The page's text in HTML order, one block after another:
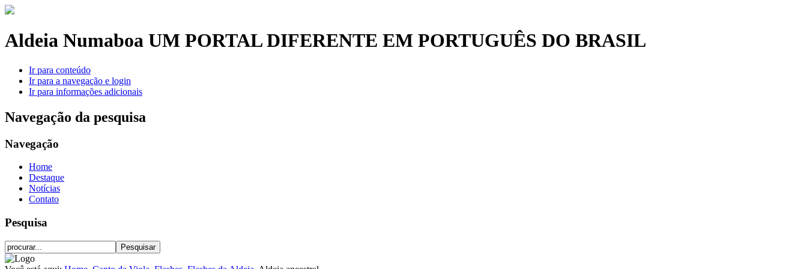
Aldeia Numaboa UM PORTAL DIFERENTE EM PORTUGUÊS DO BRASIL
Ir para conteúdo
Ir para a navegação e login
Ir para informações adicionais
Navegação da pesquisa
Navegação
Home
Destaque
Notícias
Contato
Pesquisa